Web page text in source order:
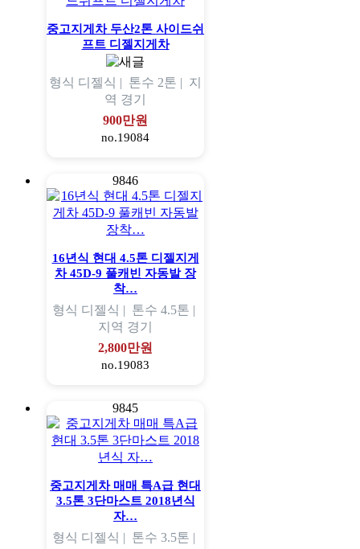
중고지게차 두산2톤 사이드쉬
프트 디젤지게차
형식 디젤식 | 톤수 2톤 | 지
역 경기
900만원
no.19084
9846
16년식 현대 4.5톤 디젤지게
차 45D-9 풀캐빈 자동발 장
착…
형식 디젤식 | 톤수 4.5톤 |
지역 경기
2,800만원
no.19083
9845
중고지게차 매매 특A급 현대
3.5톤 3단마스트 2018년식
자…
형식 디젤식 | 톤수 3.5톤 |